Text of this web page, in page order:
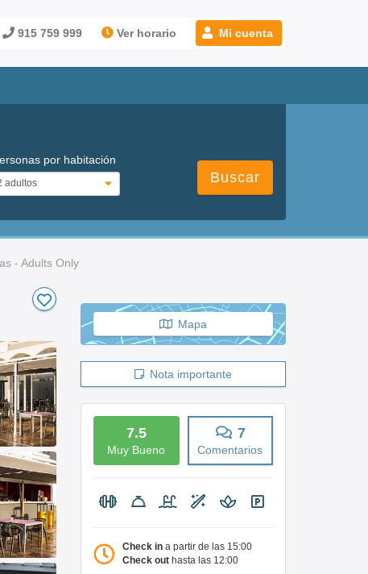
915 759 999 Ver horario Mi cuenta
por habitación
Buscar
- Adults Only
Mapa
Nota importante
7.5
Muy Bueno
7
Comentarios
Check in a partir de las 15:00
Check out hasta las 12:00